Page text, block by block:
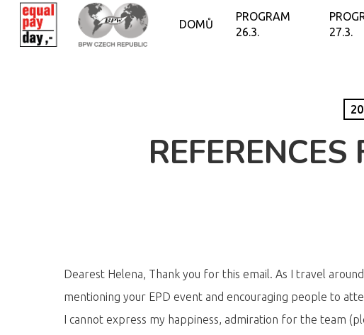
DOMŮ
PROGRAM
26.3.
27.3.
Dearest Helena, Thank you for this email. As I travel
mentioning your EPD event and encouraging people to
I cannot express my happiness, admiration for the team